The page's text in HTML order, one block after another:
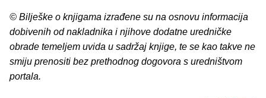
© Bilješke o knjigama izrađene su na osnovu informacija
dobivenih od nakladnika i njihove dodatne uredničke
obrade temeljem uvida u sadržaj knjige, te se kao takve ne
smiju prenositi bez prethodnog dogovora s uredništvom
portala.